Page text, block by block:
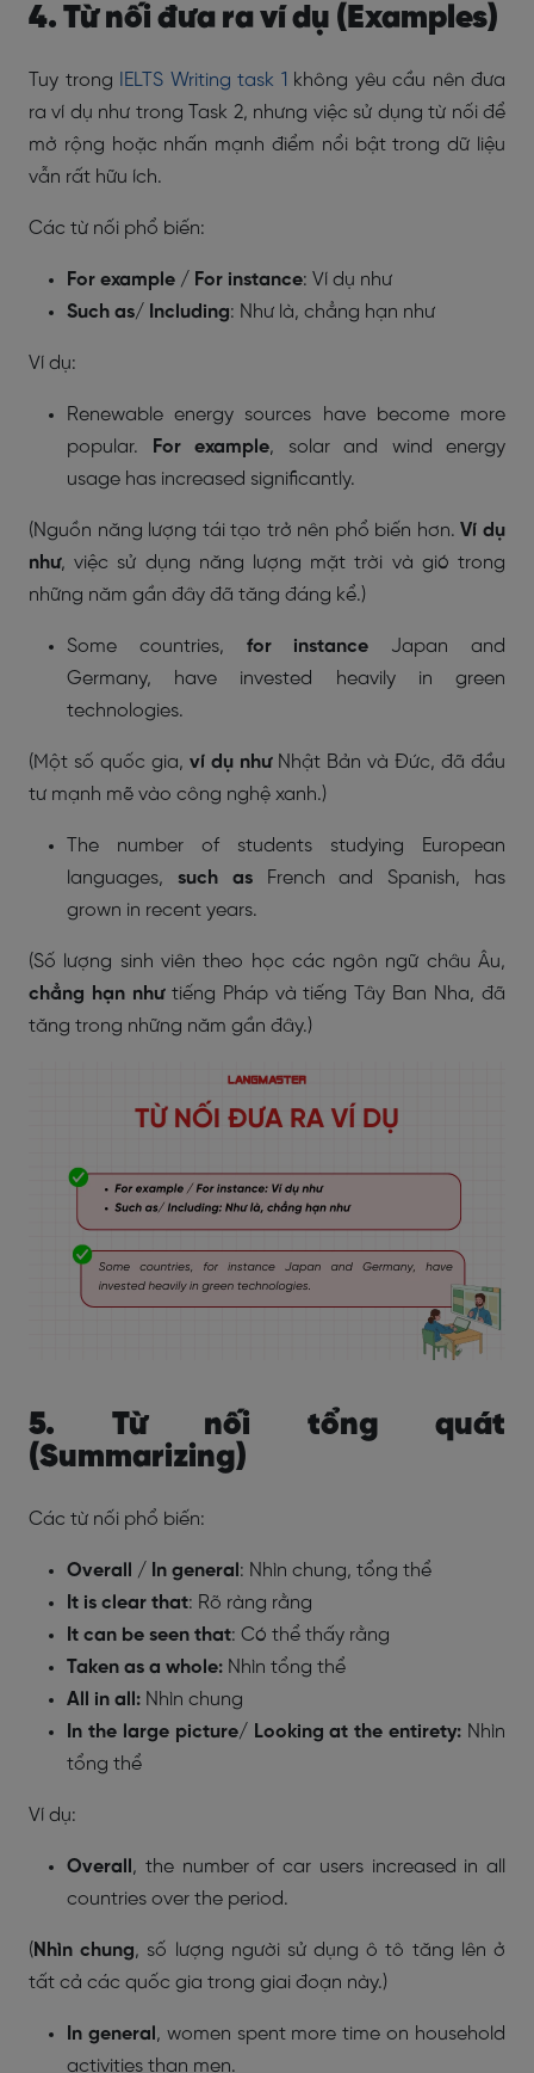
4. Từ nối đưa ra ví dụ (Examples)
Tuy trong IELTS Writing task 1 không yêu cầu nên đưa
ra ví dụ như trong Task 2, nhưng việc sử dụng từ nối để
mở rộng hoặc nhấn mạnh điểm nổi bật trong dữ liệu
vẫn rất hữu ích.
Các từ nối phổ biến:
For example / For instance: Ví dụ như
Such as/ Including: Như là, chẳng hạn như
Ví dụ:
Renewable energy sources have become more
popular.
For example, solar and wind energy
usage has increased significantly.
(Nguồn năng lượng tái tạo trở nên phổ biến hơn.Ví dụ
như, việc sử dụng năng lượng mặt trời và gió trong
những năm gần đây đã tăng đáng kể.)
Some countries, for instance Japan and
Germany, have invested heavily in green
technologies.
(Một số quốc gia, ví dụ nhưNhật Bản và Đức, đã đầu
tư mạnh mẽ vào công nghệ xanh.)
The number of students studying European
languages, such asFrench and Spanish, has
grown in recent years.
(Số lượng sinh viên theo học các ngôn ngữ châu Âu,
chẳng hạn nhưtiếng Pháp và tiếng Tây Ban Nha, đã
tăng trong những năm gần đây.)
5. Từ nối tổng quát
(Summarizing)
Các từ nối phổ biến:
Overall / In general : Nhìn chung, tổng thể
It is clear that: Rõ ràng rằng
It can be seen that: Có thể thấy rằng
Taken as a whole: Nhìn tổng thể
All in all: Nhìn chung
In the large picture/ Looking at the entirety: Nhìn
tổng thể
Ví dụ:
Overall , the number of car users increased in all
countries over the period.
( Nhìn chung, số lượng người sử dụng ô tô tăng lên ở
tất cả các quốc gia trong giai đoạn này.)
In general , women spent more time on household
activities than men.